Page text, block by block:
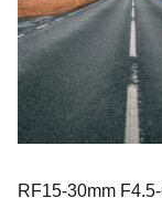
RF15-30mm